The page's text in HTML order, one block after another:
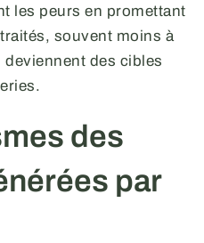
les peurs en promettant
souvent moins à
deviennent des cibles
des
par